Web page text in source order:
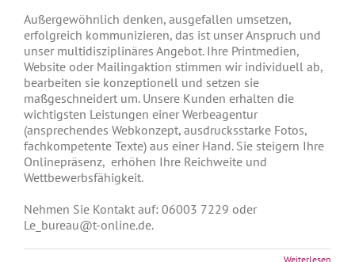
Außergewöhnlich denken, ausgefallen umsetzen,
erfolgreich kommunizieren, das ist unser Anspruch und
unser multidisziplinäres Angebot. Ihre Printmedien,
Website oder Mailingaktion stimmen wir individuell ab,
bearbeiten sie konzeptionell und setzen sie
maßgeschneidert um. Unsere Kunden erhalten die
wichtigsten Leistungen einer Werbeagentur
(ansprechendes Webkonzept, ausdrucksstarke Fotos,
fachkompetente Texte) aus einer Hand. Sie steigern Ihre
Onlinepräsenz, erhöhen Ihre Reichweite und
Wettbewerbsfähigkeit.
Nehmen Sie Kontakt auf: 06003 7229 oder
Le_bureau@t-online.de.
Weiterlesen